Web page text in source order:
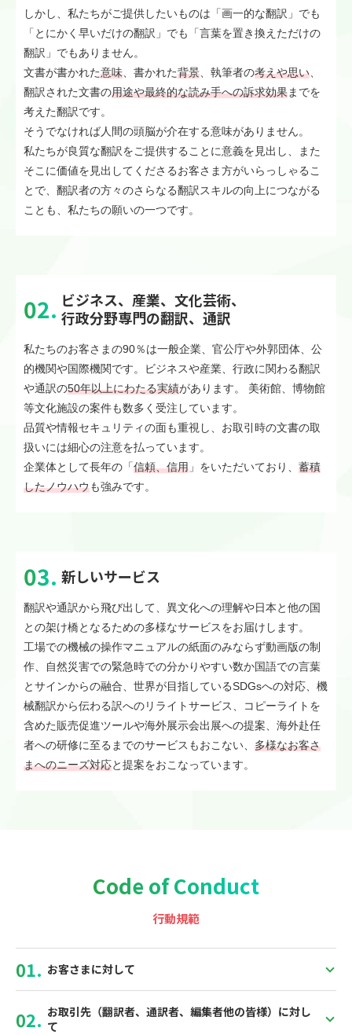
しかし、私たちがご提供したいものは「画一的な翻訳」でも
「とにかく早いだけの翻訳」でも「言葉を置き換えただけの
翻訳」でもありません。
文書が書かれた意味 、書かれた背景 、執筆者の考えや思い
翻訳された文書の用途や最終的な読み手への訴求効果までを
考えた翻訳です。
そうでなければ人間の頭脳が介在する意味がありません。
私たちが良質な翻訳をご提供することに意義を見出し、また
そこに価値を見出してくださるお客さま方がいらっしゃるこ
とで、翻訳者の方々のさらなる翻訳スキルの向上につながる
ことも、私たちの願いの一つです。
ビジネス、産業、文化芸術、
行政分野専門の翻訳、通訳
私たちのお客さまの90％は一般企業、官公庁や外郭団体、公
的機関や国際機関です。ビジネスや産業、行政に関わる翻訳
や通訳の50年以上にわたる実績があります。 美術館、博物館
等文化施設の案件も数多く受注しています。
品質や情報セキュリティの面も重視し、お取引時の文書の取
扱いには細心の注意を払っています。
企業体として長年の「信頼、信用 」をいただいており、 蓄積
したノウハウも強みです。
新しいサービス
翻訳や通訳から飛び出して、異文化への理解や日本と他の国
との架け橋となるための多様なサービスをお届けします。
工場での機械の操作マニュアルの紙面のみならず動画版の制
作、自然災害での緊急時での分かりやすい数か国語での言葉
とサインからの融合、世界が目指しているSDGsへの対応、機
械翻訳から伝わる訳へのリライトサービス、コピーライトを
含めた販売促進ツールや海外展示会出展への提案、海外赴任
者への研修に至るまでのサービスもおこない、 多様なお客さ
まへのニーズ対応と提案をおこなっています。
Code of Conduct
行動規範
お客さまに対して
お取引先（翻訳者、通訳者、編集者他の皆様）に対し
て